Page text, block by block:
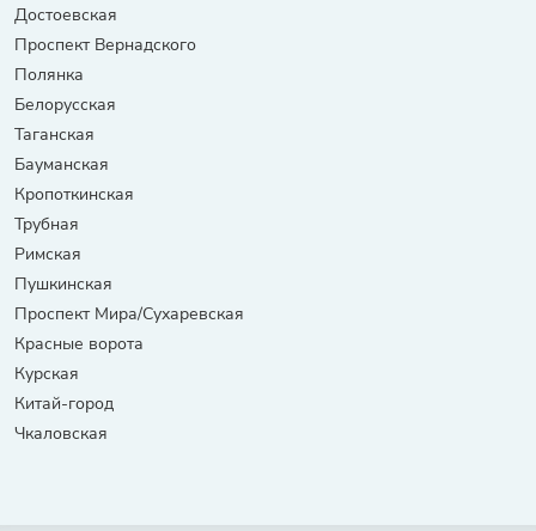
Достоевская
Проспект Вернадского
Полянка
Белорусская
Таганская
Бауманская
Кропоткинская
Трубная
Римская
Пушкинская
Проспект Мира/Сухаревская
Красные ворота
Курская
Китай-город
Чкаловская